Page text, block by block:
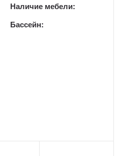
Наличие мебели:
Бассейн: